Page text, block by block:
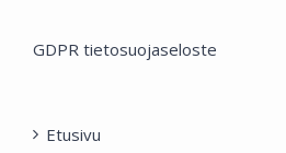
GDPR tietosuojaseloste
Etusivu